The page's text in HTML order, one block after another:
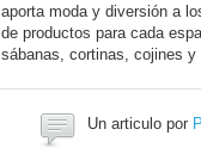
aporta moda y diversión a
de productos para cada
sábanas, cortinas, cojines
Un articulo por